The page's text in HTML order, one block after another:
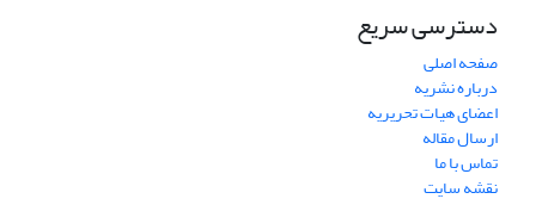
دسترسی سریع
صفحه اصلی
درباره نشریه
اعضای هیات تحریریه
ارسال مقاله
تماس با ما
نقشه سایت